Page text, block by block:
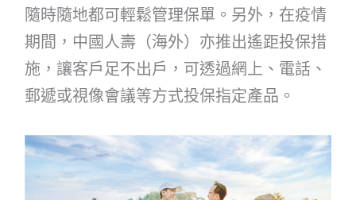
隨時隨地都可輕鬆管理保單。另外，在疫情
期間，中國人壽（海外）亦推出遙距投保措
施，讓客戶足不出戶，可透過網上、電話、
郵遞或視像會議等方式投保指定產品。